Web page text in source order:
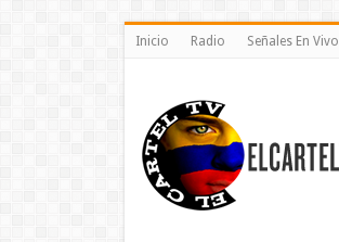
Inicio Radio Señales En Vivo